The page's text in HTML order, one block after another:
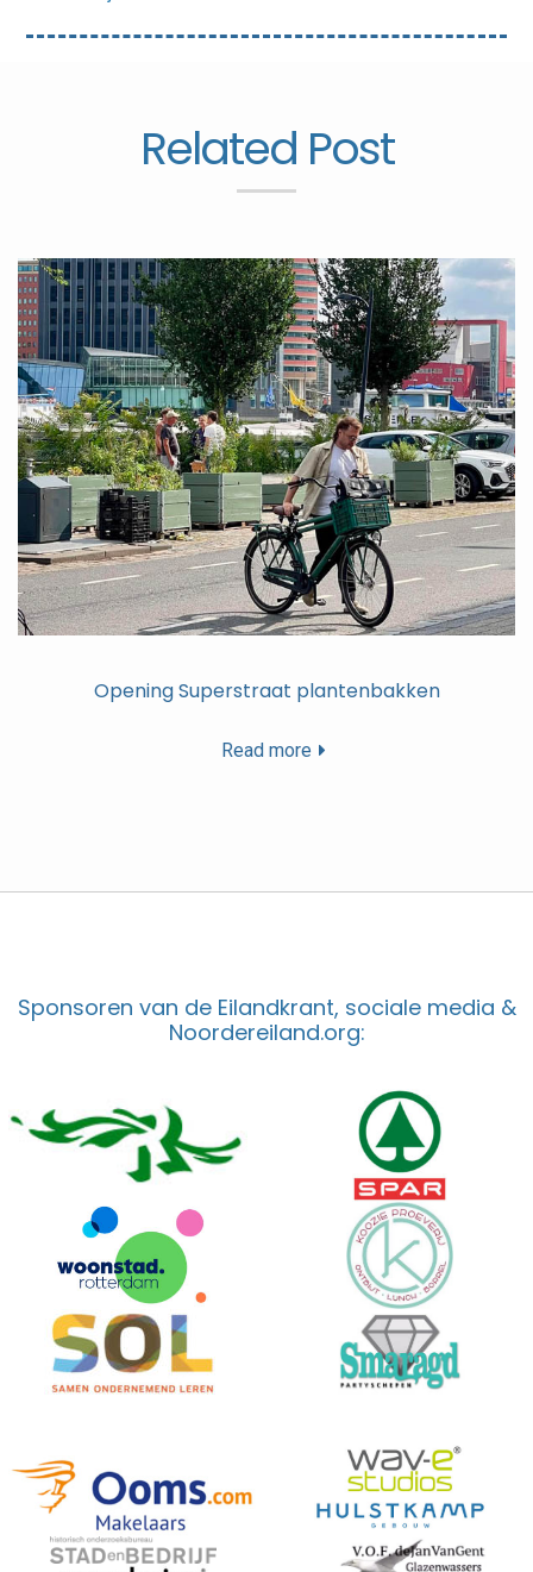
Related Post
Opening Superstraat plantenbakken
Read more
Sponsoren van de Eilandkrant, sociale media &
Noordereiland.org: